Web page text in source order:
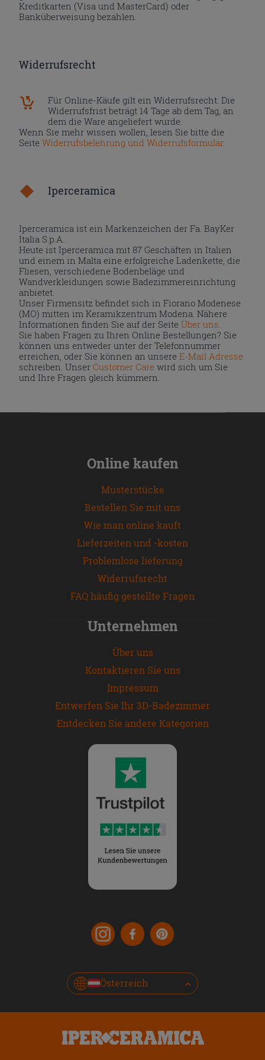
Kreditkarten (Visa und MasterCard) oder
Banküberweisung bezahlen.
Widerrufsrecht
Für Online-Käufe gilt ein Widerrufsrecht. Die
Widerrufsfrist beträgt 14 Tage ab dem Tag, an
dem die Ware angeliefert wurde.
Wenn Sie mehr wissen wollen, lesen Sie bitte die
SeiteWiderrufsbelehrung und Widerrufsformular.
Iperceramica
Iperceramica ist ein Markenzeichen der Fa. BayKer
Italia S.p.A..
Heute ist Iperceramica mit 87 Geschäften in Italien
und einem in Malta eine erfolgreiche Ladenkette, die
Fliesen, verschiedene Bodenbeläge und
Wandverkleidungen sowie Badezimmereinrichtung
anbietet.
Unser Firmensitz befindet sich in Fiorano Modenese
(MO) mitten im Keramikzentrum Modena. Nähere
Informationen finden Sie auf der Seite Über uns
Sie haben Fragen zu Ihren Online Bestellungen? Sie
können uns entweder unter der Telefonnummer
erreichen, oder Sie können an unsereE-Mail Adresse
schreiben. UnserCustomer Care wird sich um Sie
und Ihre Fragen gleich kümmern.
Online kaufen
Musterstücke
Bestellen Sie mit uns
Wie man online kauft
Lieferzeiten und -kosten
Problemlose lieferung
Widerrufsrecht
FAQ häufig gestellte Fragen
Unternehmen
Über uns
Kontaktieren Sie uns
Impressum
Entwerfen Sie Ihr 3D-Badezimmer
Entdecken Sie andere Kategorien
Österreich